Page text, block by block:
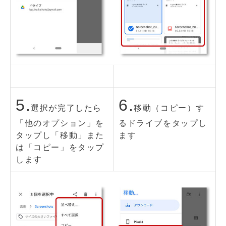
5.選択が完了したら
「他のオプション」を
タップし「移動」また
は「コピー」をタップ
します
6.移動（コピー）す
るドライブをタップし
ます